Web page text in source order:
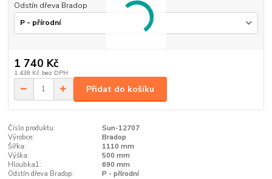
Odstín dřeva Bradop
1 740 Kč
1 438 Kč bez DPH
Přidat do košíku
Číslo produktu:
Sun-12707
Výrobce:
Bradop
Šířka:
1110 mm
Výška:
500 mm
Hloubka1:
690 mm
Odstín dřeva Bradop:
P - přírodní